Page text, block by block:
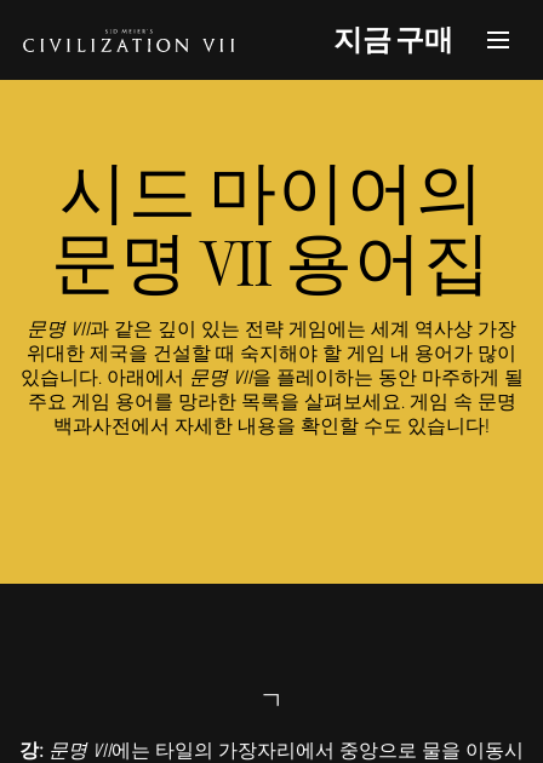
지금 구매
시드 마이어의
문명 VII 용어집
문명 VII과 같은 깊이 있는 전략 게임에는 세계 역사상 가장
위대한 제국을 건설할 때 숙지해야 할 게임 내 용어가 많이
있습니다. 아래에서 문명 VII을 플레이하는 동안 마주하게 될
주요 게임 용어를 망라한 목록을 살펴보세요. 게임 속 문명
백과사전에서 자세한 내용을 확인할 수도 있습니다!
ㄱ
강: 문명 VII에는 타일의 가장자리에서 중앙으로 물을 이동시